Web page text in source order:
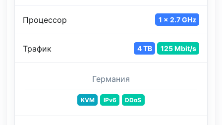
Процессор 1 x 2.7 GHz
Трафик 4 TB 125 Mbit/s
Германия
KVM IPv6 DDoS